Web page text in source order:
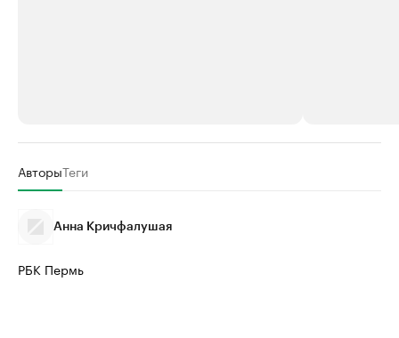
Крупнейшие производители и
Ознакомьтесь с информацией в каталоге
АвторыТеги
Анна Кричфалушая
РБК Пермь